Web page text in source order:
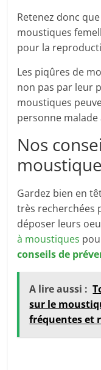
Retenez donc
moustiques
pour la
Les piqûres de
non pas par leur
moustiques
personne malade
Nos
Gardez bien en
très recherchées
déposer leurs
à moustiques
conseils de
A lire aussi :
sur le
fréquentes et